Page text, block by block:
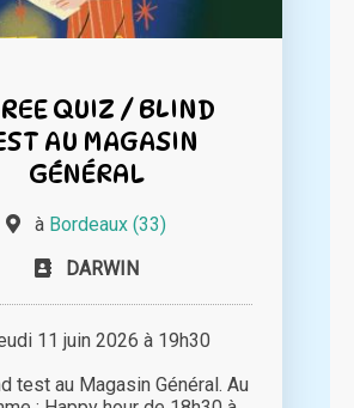
QUIZ / BLIND
AU MAGASIN
GÉNÉRAL
à Bordeaux (33)
DARWIN
11 juin 2026 à 19h30
test au Magasin Général. Au